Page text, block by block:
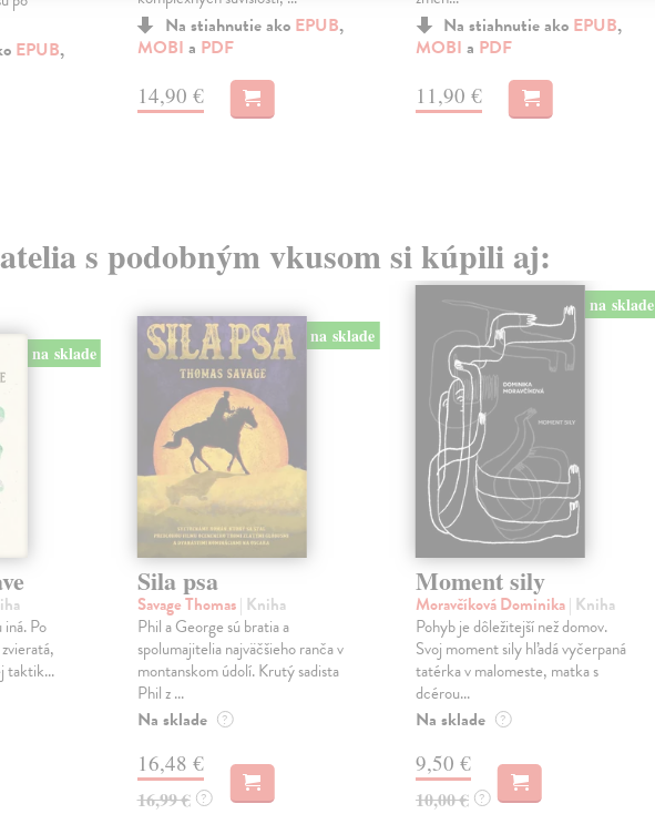
EPUB,
Na stiahnutie ako EPUB,
MOBI a PDF
14,90 €
Na stiahnutie ako EPUB,
MOBI a PDF
11,90 €
s podobným vkusom si kúpili aj:
na sklade
Po
taktik...
na sklade
Sila psa
Savage Thomas| Kniha
Phil a George sú bratia a
spolumajitelia najväčšieho ranča v
montanskom údolí. Krutý sadista
Phil z ...
Na sklade ?
16,48 €
16,99 € ?
na sklade
Moment sily
Moravčíková Dominika| Kniha
Pohyb je dôležitejší než domov.
Svoj moment sily hľadá vyčerpaná
tatérka v malomeste, matka s
dcérou...
Na sklade ?
9,50 €
10,00 € ?